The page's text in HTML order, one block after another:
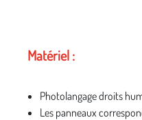
Matériel :
Photolangage droits
Les panneaux